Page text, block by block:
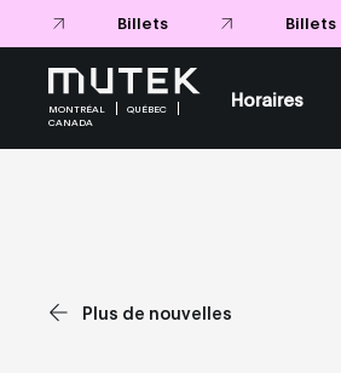
Billets Billets
MONTRÉAL
QUÉBEC
CANADA
Horaires
Plus de nouvelles